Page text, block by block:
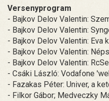
Versenyprogram
- Bajkov Delov Valentin:
- Bajkov Delov Valentin:
- Bajkov Delov Valentin: Eva
- Bajkov Delov Valentin:
- Bajkov Delov Valentin:
- Csáki László: Vodafone
- Fazakas Péter: Univer, a
- Filkor Gábor; Medveczky